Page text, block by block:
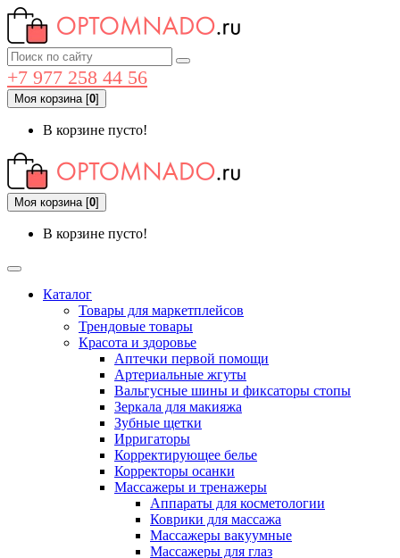
+7 977 258 44 56
Моя корзина[0]
В корзине пусто!
Моя корзина[0]
В корзине пусто!
Каталог
Товары для маркетплейсов
Трендовые товары
Красота и здоровье
Аптечки первой помощи
Артериальные жгуты
Вальгусные шины и фиксаторы стопы
Зеркала для макияжа
Зубные щетки
Ирригаторы
Корректирующее белье
Корректоры осанки
Массажеры и тренажеры
Аппараты для косметологии
Коврики для массажа
Массажеры вакуумные
Массажеры для глаз